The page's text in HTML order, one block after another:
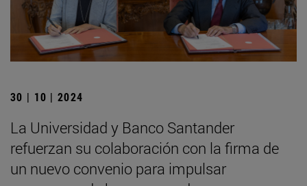
30 | 10 | 2024
La Universidad y Banco Santander
refuerzan su colaboración con la firma de
un nuevo convenio para impulsar